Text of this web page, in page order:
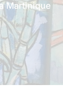
Martinique